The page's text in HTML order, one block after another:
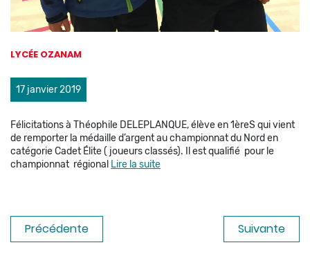
LYCÉE OZANAM
17 janvier 2019
Félicitations à Théophile DELEPLANQUE, élève en 1èreS qui vient
de remporter la médaille d’argent au championnat du Nord en
catégorie Cadet Élite ( joueurs classés). Il est qualifié pour le
championnat régional Lire la suite
Précédente Suivante